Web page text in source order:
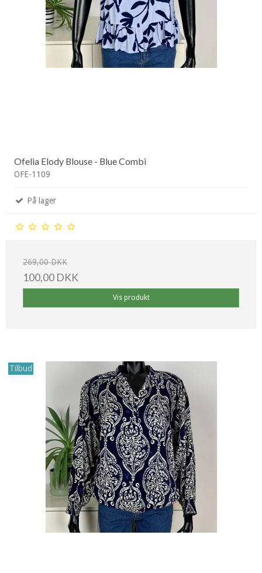
Ofelia Elody Blouse - Blue Combi
OFE-1109
På lager
269,00 DKK
100,00 DKK
Vis produkt
Tilbud